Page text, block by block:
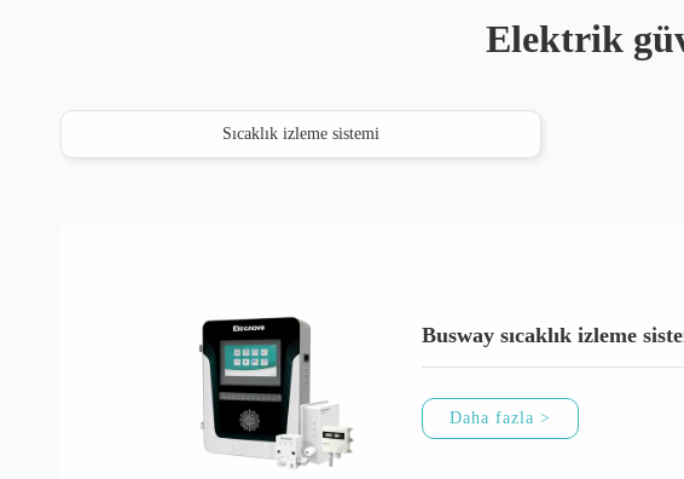
Elektrik
Sıcaklık izleme sistemi
Busway sıcaklık izleme
Daha fazla >